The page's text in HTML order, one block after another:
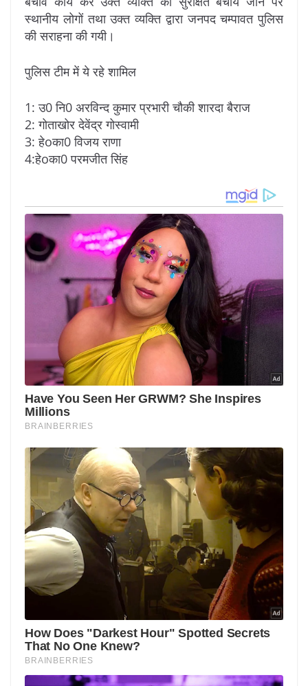
स्थानीय लोगों तथा उक्त व्यक्ति द्वारा जनपद चम्पावत पुलिस
की सराहना की गयी।
पुलिस टीम में ये रहे शामिल
1: उ0 नि0 अरविन्द कुमार प्रभारी चौकी शारदा बैराज
2: गोताखोर देवेंद्र गोस्वामी
3: हेoका0 विजय राणा
4:हेoका0 परमजीत सिंह